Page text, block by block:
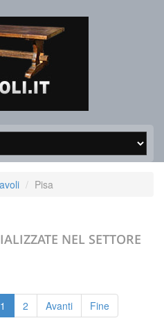
Pisa
NEL SETTORE
1 2 Avanti Fine